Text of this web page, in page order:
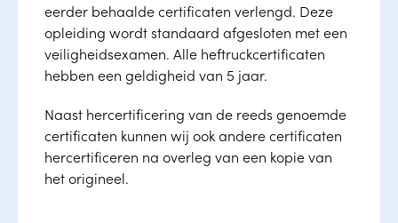
eerder behaalde certificaten verlengd. Deze
opleiding wordt standaard afgesloten met een
veiligheidsexamen. Alle heftruckcertificaten
hebben een geldigheid van 5 jaar.
Naast hercertificering van de reeds genoemde
certificaten kunnen wij ook andere certificaten
hercertificeren na overleg van een kopie van
het origineel.